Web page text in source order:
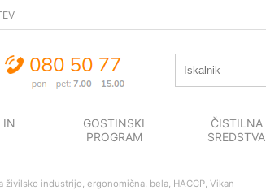
IN
GOSTINSKI
PROGRAM
ČISTILNA
SREDSTVA
živilsko industrijo, ergonomična, bela, HACCP, Vikan